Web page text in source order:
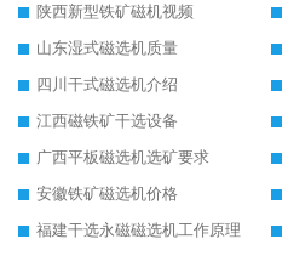
陕西新型铁矿磁机视频
山东湿式磁选机质量
四川干式磁选机介绍
江西磁铁矿干选设备
广西平板磁选机选矿要求
安徽铁矿磁选机价格
福建干选永磁磁选机工作原理